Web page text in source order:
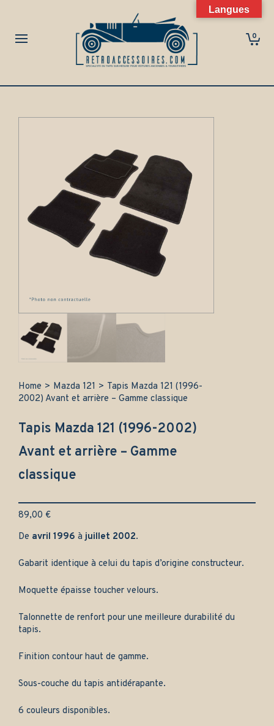
0
Home > Mazda 121 > Tapis Mazda 121 (1996-
2002) Avant et arrière – Gamme classique
Tapis Mazda 121 (1996-2002)
Avant et arrière – Gamme
classique
89,00 €
De avril 1996 àjuillet 2002.
Gabarit identique à celui du tapis d’origine constructeur.
Moquette épaisse toucher velours.
Talonnette de renfort pour une meilleure durabilité du
tapis.
Finition contour haut de gamme.
Sous-couche du tapis antidérapante.
6 couleurs disponibles.
Langues